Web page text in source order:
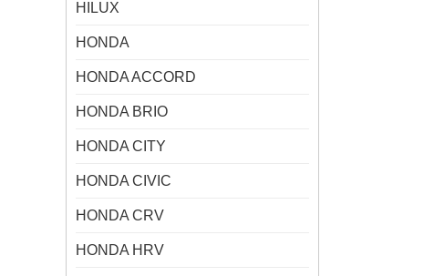
HILUX
HONDA
HONDA ACCORD
HONDA BRIO
HONDA CITY
HONDA CIVIC
HONDA CRV
HONDA HRV